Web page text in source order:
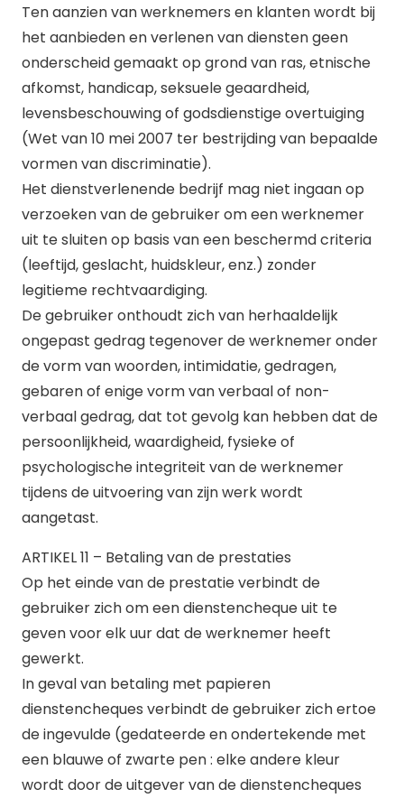
Ten aanzien van werknemers en klanten wordt bij
het aanbieden en verlenen van diensten geen
onderscheid gemaakt op grond van ras, etnische
afkomst, handicap, seksuele geaardheid,
levensbeschouwing of godsdienstige overtuiging
(Wet van 10 mei 2007 ter bestrijding van bepaalde
vormen van discriminatie).
Het dienstverlenende bedrijf mag niet ingaan op
verzoeken van de gebruiker om een werknemer
uit te sluiten op basis van een beschermd criteria
(leeftijd, geslacht, huidskleur, enz.) zonder
legitieme rechtvaardiging.
De gebruiker onthoudt zich van herhaaldelijk
ongepast gedrag tegenover de werknemer onder
de vorm van woorden, intimidatie, gedragen,
gebaren of enige vorm van verbaal of non-
verbaal gedrag, dat tot gevolg kan hebben dat de
persoonlijkheid, waardigheid, fysieke of
psychologische integriteit van de werknemer
tijdens de uitvoering van zijn werk wordt
aangetast.
ARTIKEL 11 – Betaling van de prestaties
Op het einde van de prestatie verbindt de
gebruiker zich om een dienstencheque uit te
geven voor elk uur dat de werknemer heeft
gewerkt.
In geval van betaling met papieren
dienstencheques verbindt de gebruiker zich ertoe
de ingevulde (gedateerde en ondertekende met
een blauwe of zwarte pen : elke andere kleur
wordt door de uitgever van de dienstencheques